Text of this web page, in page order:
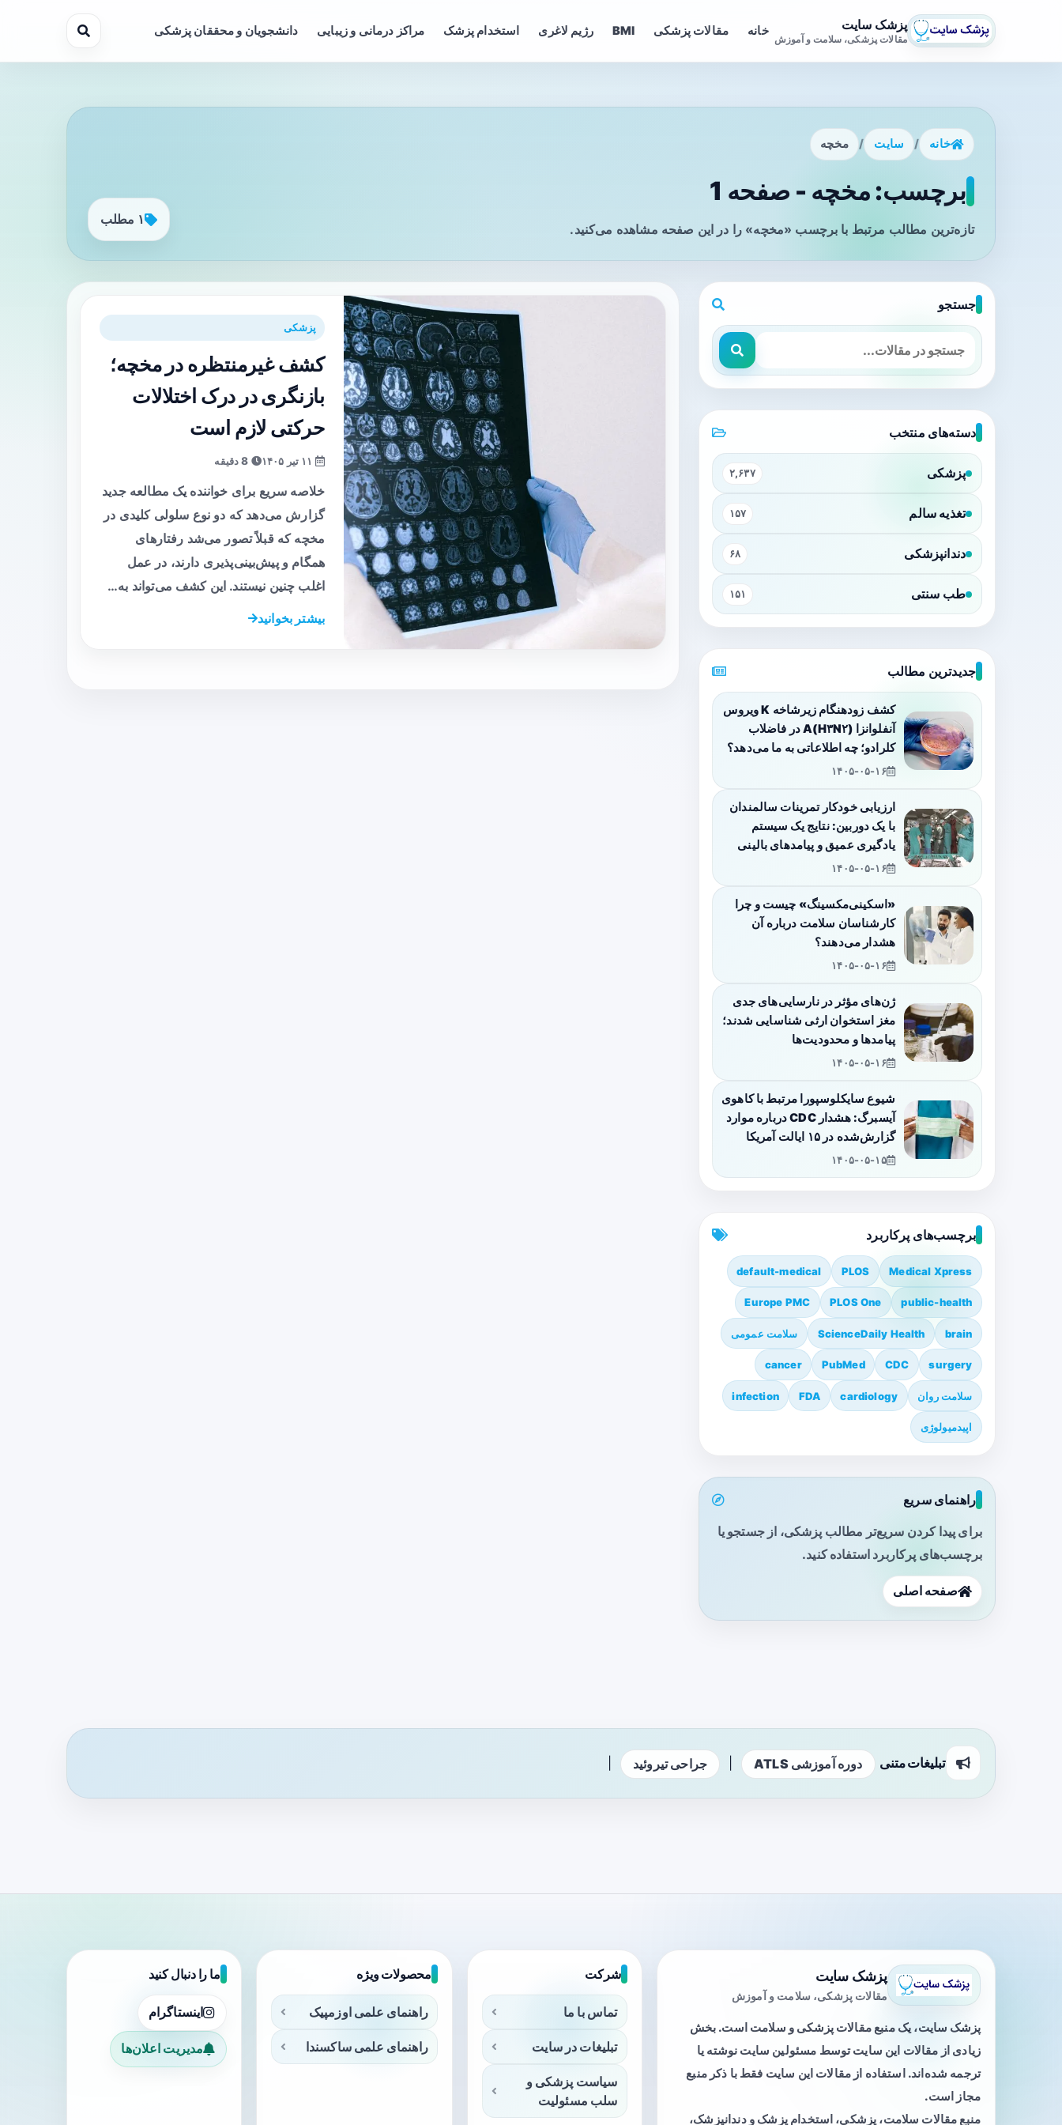
پزشک سایت
مقالات پزشکی، سلامت و آموزش
خانه مقالات پزشکی BMI رژیم لاغری استخدام پزشک مراکز درمانی و زیبایی دانشجویان و محققان پزشکی
خانه / سایت / مخچه
برچسب: مخچه - صفحه 1
تازه‌ترین مطالب مرتبط با برچسب «مخچه» را در این صفحه مشاهده می‌کنید.
۱ مطلب
پزشکی
کشف غیرمنتظره در مخچه؛
بازنگری در درک اختلالات
حرکتی لازم است
خلاصه سریع برای خواننده یک مطالعه جدید
گزارش می‌دهد که دو نوع سلولی کلیدی در
مخچه که قبلاً تصور می‌شد رفتارهای
همگام و پیش‌بینی‌پذیری دارند، در عمل
اغلب چنین نیستند. این کشف می‌تواند به…
بیشتر بخوانید
جستجو
دسته‌های منتخب
پزشکی ۲,۶۳۷
تغذیه سالم ۱۵۷
دندانپزشکی ۶۸
طب سنتی ۱۵۱
جدیدترین مطالب
کشف زودهنگام زیرشاخه K ویروس
آنفلوانزا A(H۳N۲) در فاضلاب
کلرادو؛ چه اطلاعاتی به ما می‌دهد؟
۱۴۰۵-۰۵-۱۶
ارزیابی خودکار تمرینات سالمندان
با یک دوربین: نتایج یک سیستم
یادگیری عمیق و پیامدهای بالینی
۱۴۰۵-۰۵-۱۶
«اسکینی‌مکسینگ» چیست و چرا
کارشناسان سلامت درباره آن
هشدار می‌دهند؟
۱۴۰۵-۰۵-۱۶
ژن‌های مؤثر در نارسایی‌های جدی
مغز استخوان ارثی شناسایی شدند؛
پیامدها و محدودیت‌ها
۱۴۰۵-۰۵-۱۶
شیوع سایکلوسپورا مرتبط با کاهوی
آیسبرگ: هشدار CDC درباره موارد
گزارش‌شده در ۱۵ ایالت آمریکا
۱۴۰۵-۰۵-۱۵
برچسب‌های پرکاربرد
Medical Xpress
PLOS
default-medical
public-health
PLOS One
Europe PMC
brain
ScienceDaily Health سلامت عمومی
surgery
CDC
PubMed
cancer
سلامت روان cardiology
FDA
infection
اپیدمیولوژی
راهنمای سریع
برای پیدا کردن سریع‌تر مطالب پزشکی، از جستجو یا
برچسب‌های پرکاربرد استفاده کنید.
صفحه اصلی
تبلیغات متنی دوره آموزشی ATLS جراحی تیروئید
پزشک سایت
مقالات پزشکی، سلامت و آموزش
پزشک سایت، یک منبع مقالات پزشکی و سلامت است. بخش
زیادی از مقالات این سایت توسط مسئولین سایت نوشته یا
ترجمه شده‌اند. استفاده از مقالات این سایت فقط با ذکر منبع
مجاز است.
منبع مقالات سلامت، پزشکی، استخدام پزشک و دندانپزشک،
شرکت
تماس با ما
تبلیغات در سایت
سیاست پزشکی و
سلب مسئولیت
محصولات ویژه
راهنمای علمی اوزمپیک
راهنمای علمی ساکسندا
ما را دنبال کنید
اینستاگرام
مدیریت اعلان‌ها